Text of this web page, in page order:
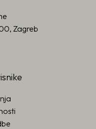
Zagreb